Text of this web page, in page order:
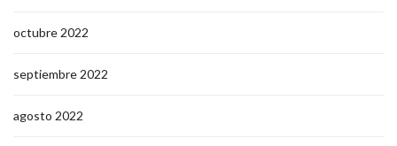
octubre 2022
septiembre 2022
agosto 2022